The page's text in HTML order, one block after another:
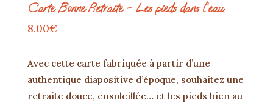
Carte Bonne Retraite – Les pieds dans l’eau
8.00€
Avec cette carte fabriquée à partir d’une
authentique diapositive d’époque, souhaitez une
retraite douce, ensoleillée… et les pieds bien au